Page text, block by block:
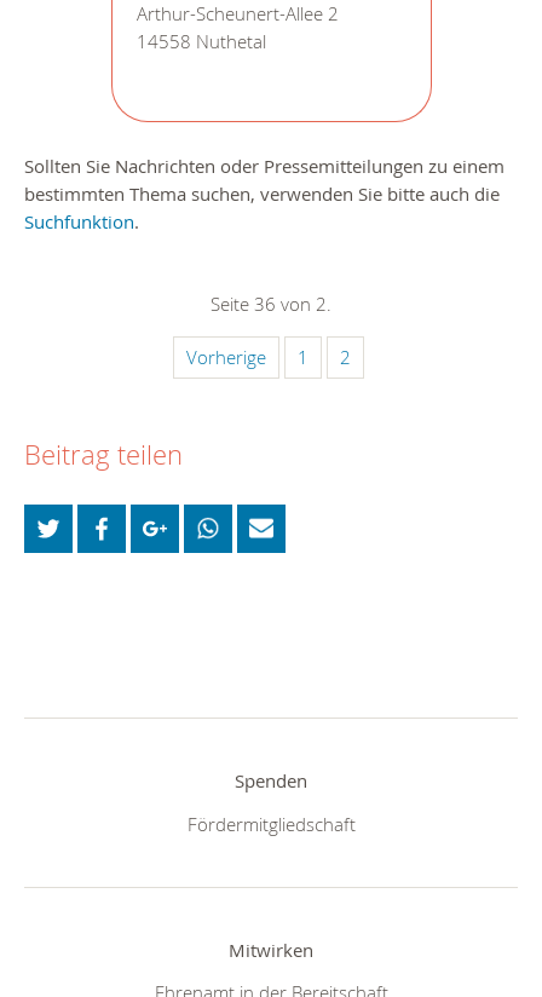
Arthur-Scheunert-Allee 2
14558 Nuthetal
Sollten Sie Nachrichten oder Pressemitteilungen zu einem
bestimmten Thema suchen, verwenden Sie bitte auch die
Suchfunktion.
Seite 36 von 2.
Vorherige 1 2
Beitrag teilen
Spenden
Fördermitgliedschaft
Mitwirken